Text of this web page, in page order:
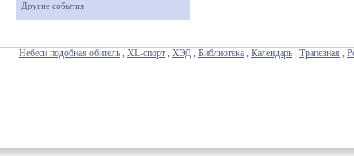
Другие события
Небеси подобная обитель , XL-спорт , ХЭД , Библиотека , Календарь , Трапезная ,